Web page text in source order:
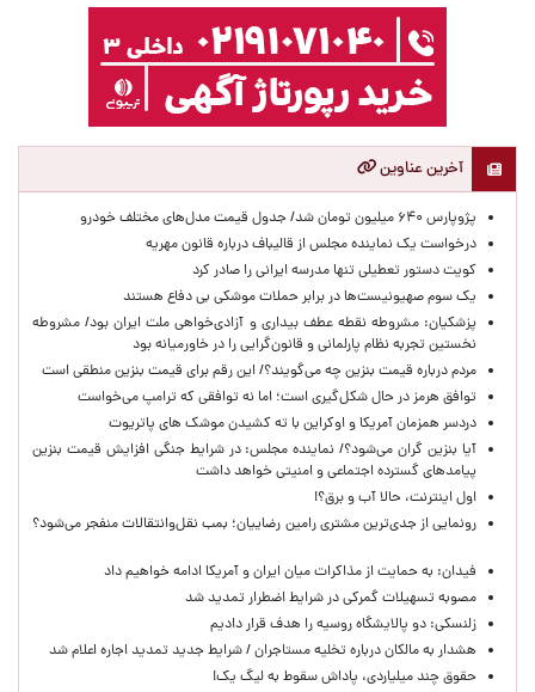
آخرین عناوین
پژوپارس ۶۴۰ میلیون تومان شد/ جدول قیمت مدل‌های مختلف خودرو
درخواست یک نماینده مجلس از قالیباف درباره قانون مهریه
کویت دستور تعطیلی تنها مدرسه ایرانی را صادر کرد
یک‌ سوم صهیونیست‌ها در برابر حملات موشکی بی دفاع هستند
پزشکیان: مشروطه نقطه عطف بیداری و آزادی‌خواهی ملت ایران بود/ مشروطه
نخستین تجربه نظام پارلمانی و قانون‌گرایی را در خاورمیانه بود
مردم درباره قیمت بنزین چه می‌گویند؟/ این رقم برای قیمت بنزین منطقی است
توافق هرمز در حال شکل‌گیری است؛ اما نه توافقی که ترامپ می‌خواست
دردسر همزمان آمریکا و اوکراین با ته کشیدن موشک های پاتریوت
آیا بنزین گران می‌شود؟/ نماینده مجلس: در شرایط جنگی افزایش قیمت بنزین
پیامدهای گسترده اجتماعی و امنیتی خواهد داشت
اول اینترنت، حالا آب و برق؟!
رونمایی از جدی‌ترین مشتری رامین رضاییان؛ بمب نقل‌وانتقالات منفجر می‌شود؟
فیدان: به حمایت از مذاکرات میان ایران و آمریکا ادامه خواهیم داد
مصوبه تسهیلات گمرکی در شرایط اضطرار تمدید شد
زلنسکی: دو پالایشگاه روسیه را هدف قرار دادیم
هشدار به مالکان درباره تخلیه مستاجران / شرایط جدید تمدید اجاره اعلام شد
حقوق چند میلیاردی، پاداش سقوط به لیگ یک!